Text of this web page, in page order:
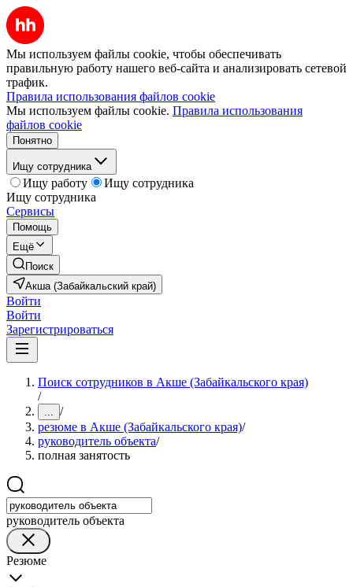
Мы используем файлы cookie, чтобы обеспечивать
правильную работу нашего веб-сайта и анализировать сетевой
трафик.
Правила использования файлов cookie
Мы используем файлы cookie. Правила использования
файлов cookie
Понятно
Ищу сотрудника
Ищу работу
Ищу сотрудника
Ищу сотрудника
Сервисы
Помощь
Ещё
Поиск
Акша (Забайкальский край)
Войти
Войти
Зарегистрироваться
Поиск сотрудников в Акше (Забайкальского края)
/
... /
резюме в Акше (Забайкальского края)/
руководитель объекта/
полная занятость
руководитель объекта
Резюме